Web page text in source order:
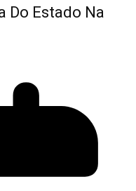
Do Estado Na